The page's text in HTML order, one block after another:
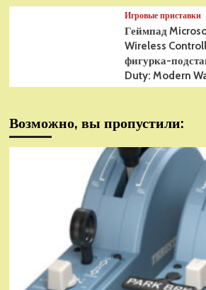
Игровые приставки
Геймпад
Wireless
фигурка-
Duty: Modern
Возможно, вы пропустили: